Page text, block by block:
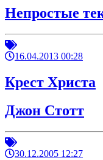
Непростые
16.04.2013 00:28
Крест Христа
Джон Стотт
30.12.2005 12:27